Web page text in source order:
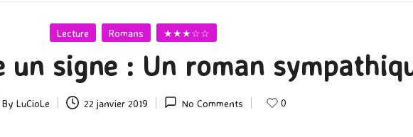
Posted
Lecture Romans ★★★☆☆
un signe : Un roman
By LuCioLe 22 janvier 2019 No Comments 0